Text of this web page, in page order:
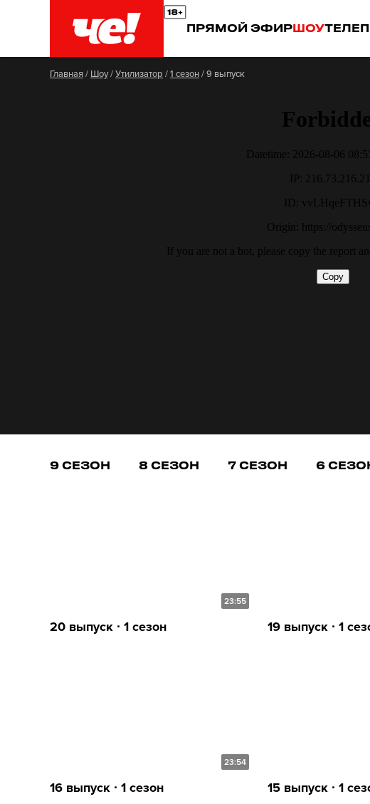
ПРЯМОЙ ЭФИРШОУ
Главная/ Шоу/Утилизатор /1 сезон/9 выпуск
9 СЕЗОН 8 СЕЗОН 7 СЕЗОН 6
23:55
20 выпуск ∙ 1 сезон 19 выпуск ∙ 1
23:54
16 выпуск ∙ 1 сезон 15 выпуск ∙ 1